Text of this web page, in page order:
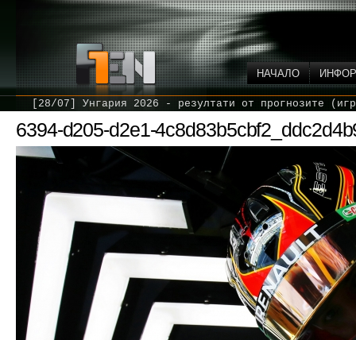
НАЧАЛО
[28/07] Унгария 2026 - резултати от прогнозите
6394-d205-d2e1-